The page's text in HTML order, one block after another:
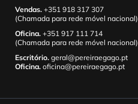
Vendas. +351 918 317 307
(Chamada para rede móvel nacional)
Oficina. +351 917 111 714
(Chamada para rede móvel nacional)
Escritório. geral@pereiraegago.pt
Oficina. oficina@pereiraegago.pt